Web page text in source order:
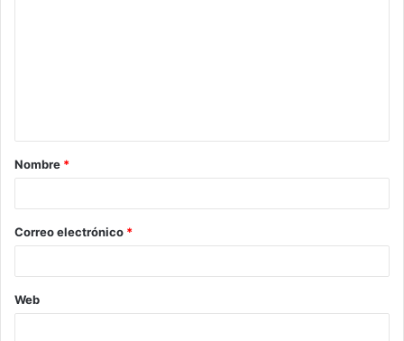
Nombre *
Correo electrónico *
Web